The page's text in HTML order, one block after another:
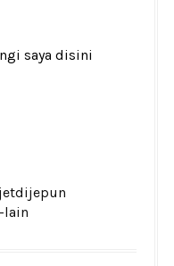
saya disini
lain